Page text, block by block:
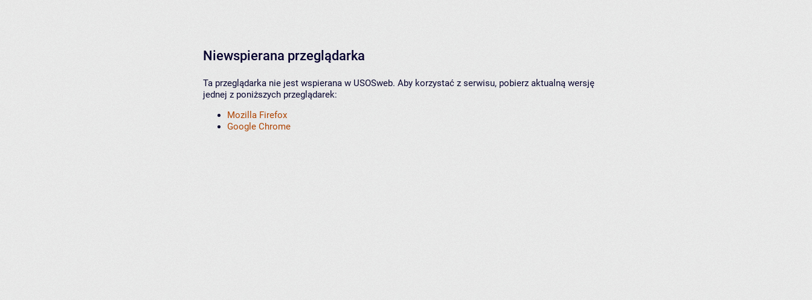
Niewspierana przeglądarka
Ta przeglądarka nie jest wspierana w USOSweb. Aby korzystać z serwisu, pobierz aktualną wersję
jednej z poniższych przeglądarek:
Mozilla Firefox
Google Chrome